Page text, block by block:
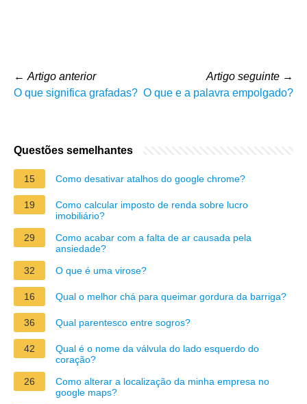
← Artigo anterior
O que significa grafadas?
Artigo seguinte →
O que e a palavra empolgado?
Questões semelhantes
15 Como desativar atalhos do google chrome?
19
Como calcular imposto de renda sobre lucro
imobiliário?
29
Como acabar com a falta de ar causada pela
ansiedade?
32
O que é uma virose?
16 Qual o melhor chá para queimar gordura da barriga?
36 Qual parentesco entre sogros?
42
Qual é o nome da válvula do lado esquerdo do
coração?
26
Como alterar a localização da minha empresa no
google maps?